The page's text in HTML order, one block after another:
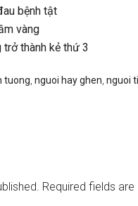
bệnh tật
vàng
thành kẻ thứ 3
tuong nguoi hay ghen nguoi
Required fields are